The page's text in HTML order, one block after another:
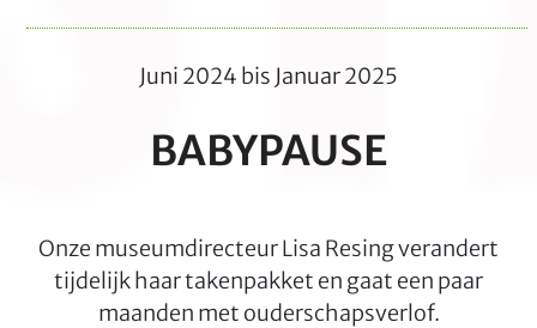
Juni 2024 bis Januar 2025
BABYPAUSE
Onze museumdirecteur Lisa Resing verandert
tijdelijk haar takenpakket en gaat een paar
maanden met ouderschapsverlof.